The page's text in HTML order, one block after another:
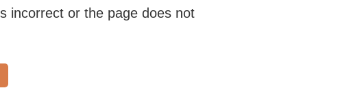
incorrect or the page does not